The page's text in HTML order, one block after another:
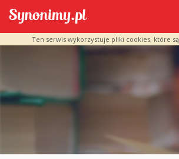
Ten serwis wykorzystuje pliki cookies, które